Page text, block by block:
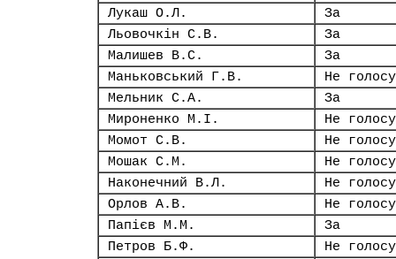
Лукаш О.Л.
За
Льовочкін С.В.
За
Малишев В.С.
За
Маньковський Г.В.
Не
Мельник С.А.
За
Мироненко М.І.
Не
Момот С.В.
Не
Мошак С.М.
Не
Наконечний В.Л.
Не
Орлов А.В.
Не
Папієв М.М.
За
Петров Б.Ф.
Не